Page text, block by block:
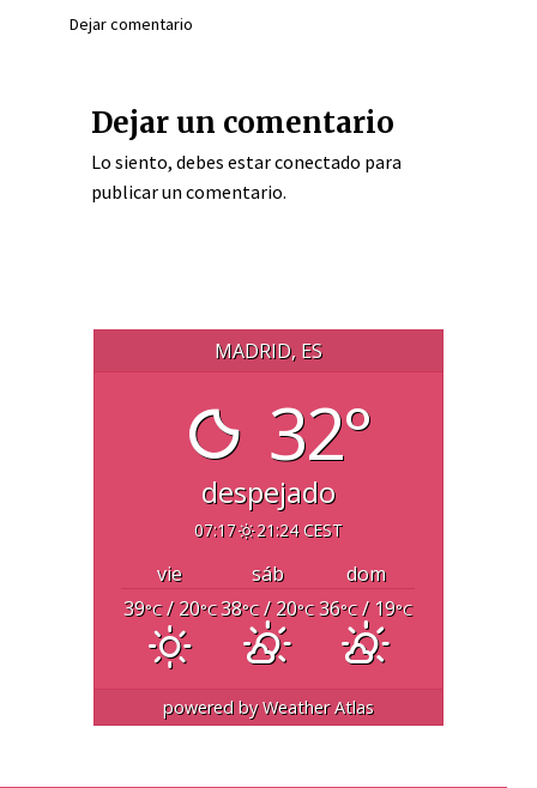
Dejar comentario
Dejar un comentario
Lo siento, debes estarconectado para
publicar un comentario.
MADRID, ES
32°
despejado
07:17 21:24 CEST
vie sáb
dom
39°C/ 20°C38°C/ 20°C 36°C/ 19°C
powered byWeather Atlas